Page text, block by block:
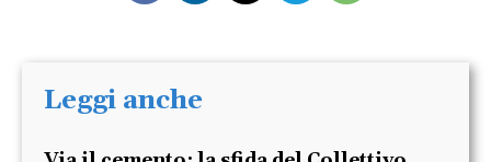
Leggi anche